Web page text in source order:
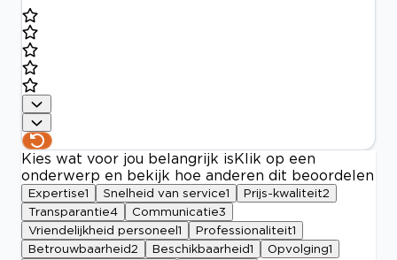
Kies wat voor jou belangrijk is Klik op een
onderwerp en bekijk hoe anderen dit beoordelen
Expertise1 Snelheid van service1 Prijs-kwaliteit2
Transparantie4 Communicatie3
Vriendelijkheid personeel 1 Professionaliteit1
Betrouwbaarheid2 Beschikbaarheid1 Opvolging1